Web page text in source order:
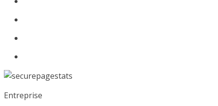
Entreprise